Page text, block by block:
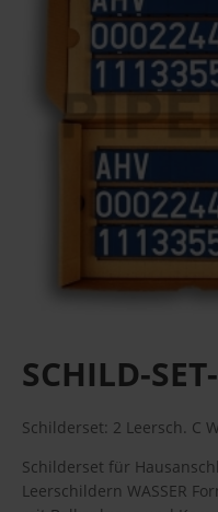
SCHILD-
Schilderset: 2 Leersch. C
Schilderset für
Leerschildern WASSER